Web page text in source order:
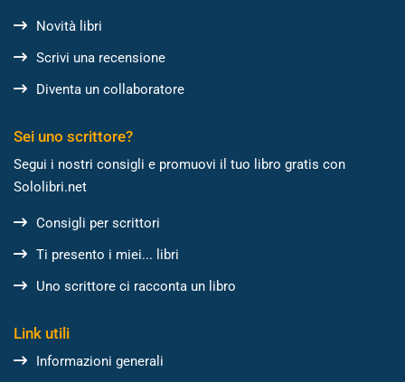
Novità libri
Scrivi una recensione
Diventa un collaboratore
Sei uno scrittore?
Segui i nostri consigli e promuovi il tuo libro gratis con
Sololibri.net
Consigli per scrittori
Ti presento i miei... libri
Uno scrittore ci racconta un libro
Link utili
Informazioni generali